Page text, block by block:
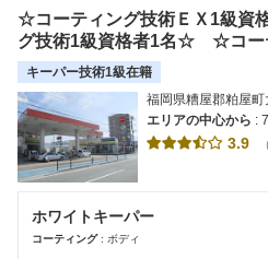
☆コーティング技術ＥＸ1級
グ技術1級資格者1名☆ ☆コー
名☆在籍中！！
キーパー技術1級在籍
福岡県糟屋郡粕屋
エリアの中心から :
3.9
ホワイトキーパー
コーティング: ボディ